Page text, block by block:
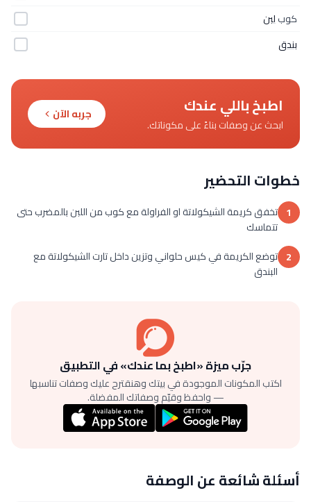
كوبلبن
بندق
اطبخ باللي عندك
ابحث عن وصفات بناءً على مكوناتك.
جربه الآن
خطوات التحضير
1 تخفق كريمة الشيكولاتة او الفراولة مع كوب من اللبن بالمضرب حتى
تتماسك
2 توضع الكريمة في كيس حلواني وتزين داخل تارت الشيكولاتة مع
البندق
جرّب ميزة «اطبخ بما عندك» في التطبيق
اكتب المكونات الموجودة في بيتك وهنقترح عليك وصفات تناسبها
— واحفظ وقيّم وصفاتك المفضلة.
أسئلة شائعة عن الوصفة